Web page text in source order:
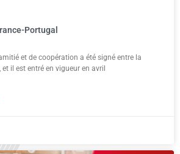
Portugal
et de coopération a été signé entre la
il est entré en vigueur en avril